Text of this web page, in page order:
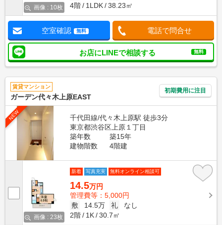
画像 : 10枚
4階
1LDK 38.23㎡
空室確認 無料 電話で問合せ
お店にLINEで相談する 無料
賃貸マンション
ガーデン代々木上原EAST
初期費用に注目
NEW
千代田線/代々木上原駅 徒歩3分
東京都渋谷区上原１丁目
築年数
築15年
建物階数
4階建
画像 : 23枚
新着 写真充実 無料オンライン相談可
14.5万円
管理費等：5,000円
敷
14.5万 礼
なし
2階
1K 30.7㎡